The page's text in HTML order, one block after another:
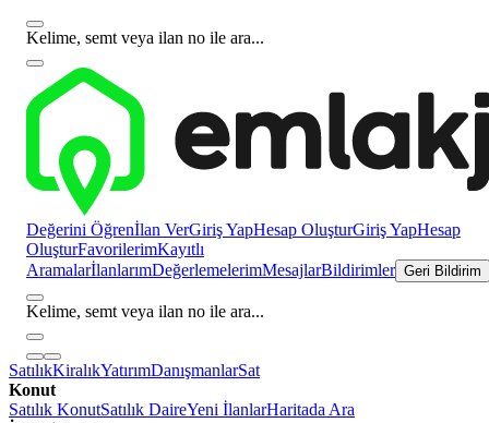
Kelime, semt veya ilan no ile ara...
Değerini Öğrenİlan VerGiriş YapHesap OluşturGiriş YapHesap
OluşturFavorilerimKayıtlı
AramalarİlanlarımDeğerlemelerimMesajlarBildirimler Geri Bildirim
Kelime, semt veya ilan no ile ara...
SatılıkKiralıkYatırımDanışmanlarSat
Konut
Satılık KonutSatılık DaireYeni İlanlarHaritada Ara